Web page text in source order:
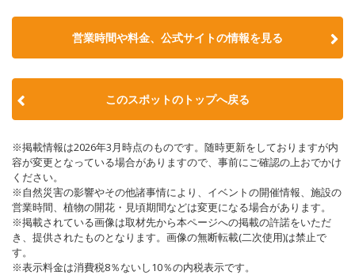
営業時間や料金、公式サイトの情報を見る
このスポットのトップへ戻る
※掲載情報は2026年3月時点のものです。随時更新をしておりますが内
容が変更となっている場合がありますので、事前にご確認の上おでかけ
ください。
※自然災害の影響やその他諸事情により、イベントの開催情報、施設の
営業時間、植物の開花・見頃期間などは変更になる場合があります。
※掲載されている画像は取材先から本ページへの掲載の許諾をいただ
き、提供されたものとなります。画像の無断転載(二次使用)は禁止で
す。
※表示料金は消費税8％ないし10％の内税表示です。